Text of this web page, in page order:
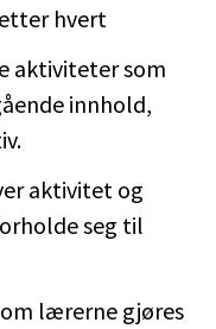
hvert
aktiviteter som
innhold,
aktivitet og
seg til
lærerne gjøres